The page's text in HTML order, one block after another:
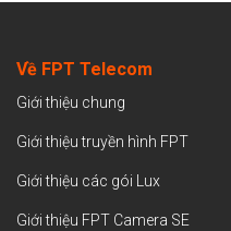
Về FPT Telecom
Giới thiệu chung
Giới thiệu truyền hình FPT
Giới thiệu các gói Lux
Giới thiệu FPT Camera SE